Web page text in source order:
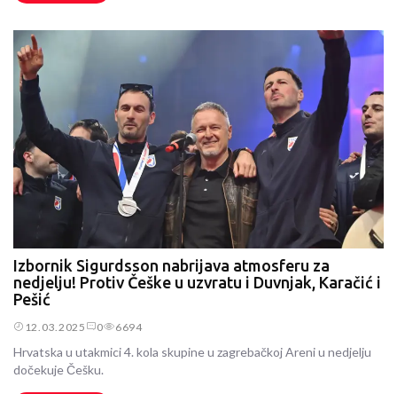
Izbornik Sigurdsson nabrijava atmosferu za
nedjelju! Protiv Češke u uzvratu i Duvnjak, Karačić i
Pešić
12.03.2025 0 6694
Hrvatska u utakmici 4. kola skupine u zagrebačkoj Areni u nedjelju
dočekuje Češku.